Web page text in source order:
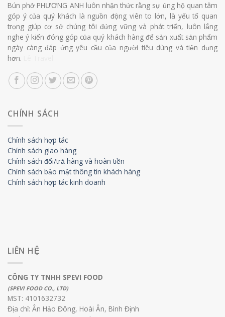
Bún phở PHƯƠNG ANH luôn nhận thức rằng sự ủng hộ quan tâm
góp ý của quý khách là nguồn động viên to lớn, là yếu tố quan
trọng giúp cơ sở chúng tôi đứng vững và phát triển, luôn lắng
nghe ý kiến đóng góp của quý khách hàng để sản xuất sản phẩm
ngày càng đáp ứng yêu cầu của người tiêu dùng và tiện dụng
hơn.
CHÍNH SÁCH
Chính sách hợp tác
Chính sách giao hàng
Chính sách đổi/trả hàng và hoàn tiền
Chính sách bảo mật thông tin khách hàng
Chính sách hợp tác kinh doanh
LIÊN HỆ
CÔNG TY TNHH SPEVI FOOD
(SPEVI FOOD CO., LTD)
MST: 4101632732
Địa chỉ: Ân Hảo Đông, Hoài Ân, Bình Định